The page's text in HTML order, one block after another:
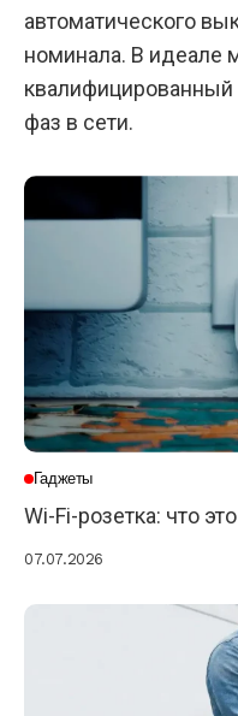
автоматического
номинала. В идеале
фаз в сети.
Гаджеты
Wi-Fi-розетка: что
07.07.2026